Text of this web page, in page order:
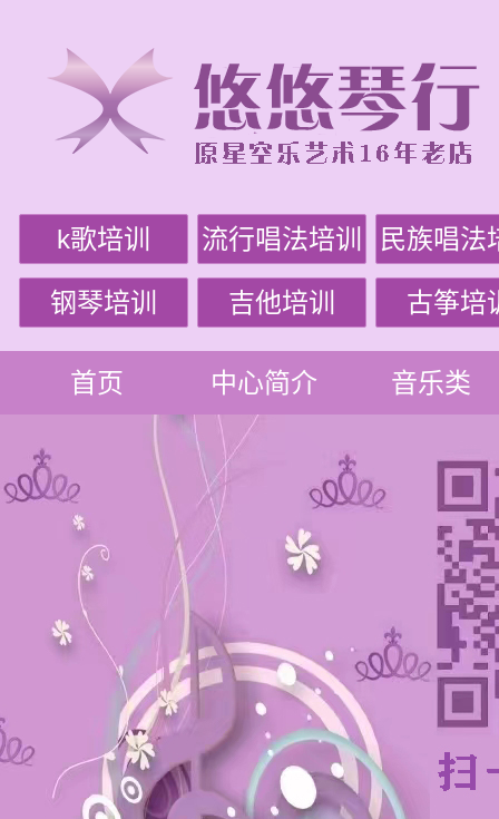
k歌培训 流行唱法培训 民族唱法
钢琴培训 吉他培训 古筝培
首页 中心简介 音乐类